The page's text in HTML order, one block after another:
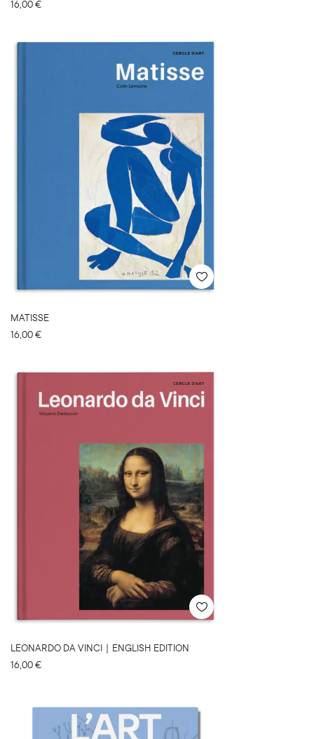
16,00€
MATISSE
16,00€
LEONARDO DA VINCI｜ENGLISH EDITION
16,00€